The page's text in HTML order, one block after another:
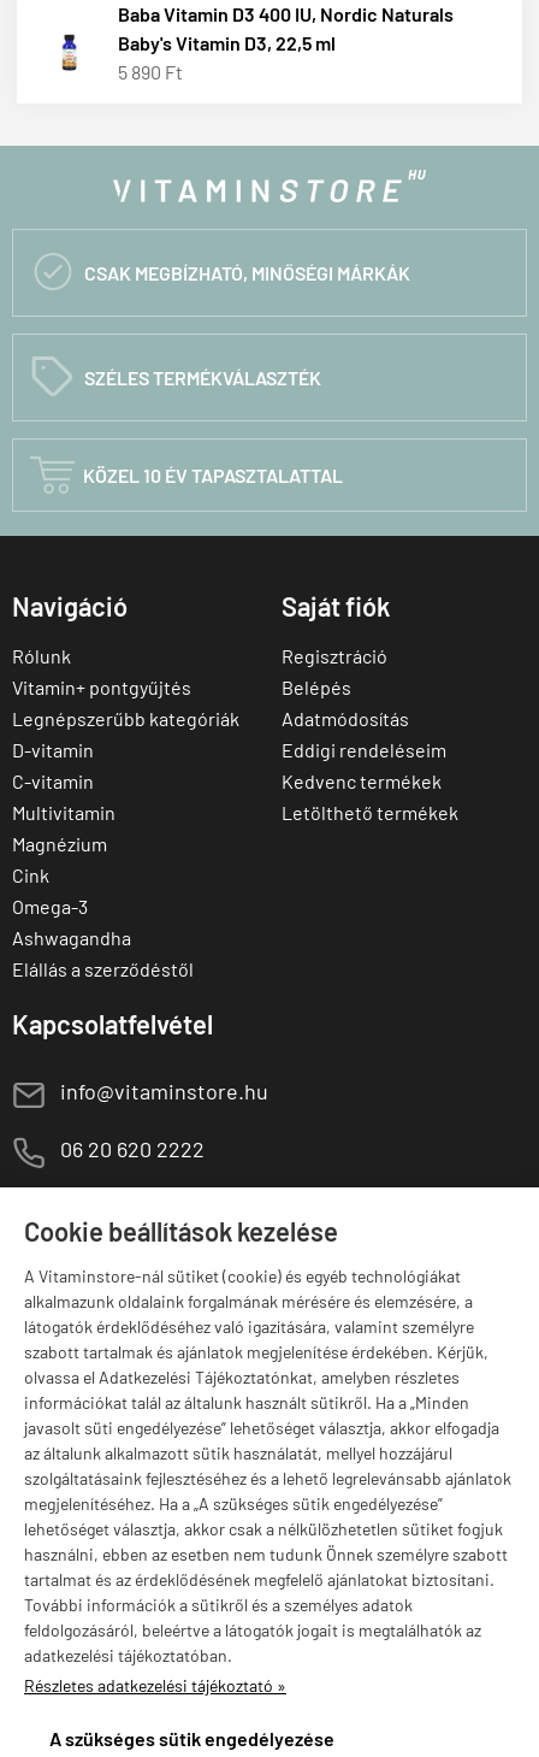
Cookie beállítások kezelése
A Vitaminstore-nál sütiket (cookie) és egyéb technológiákat
alkalmazunk oldalaink forgalmának mérésére és elemzésére, a
látogatók érdeklődéséhez való igazítására, valamint személyre
szabott tartalmak és ajánlatok megjelenítése érdekében. Kérjük,
olvassa el Adatkezelési Tájékoztatónkat, amelyben részletes
információkat talál az általunk használt sütikről. Ha a „Minden
javasolt süti engedélyezése” lehetőséget választja, akkor elfogadja
az általunk alkalmazott sütik használatát, mellyel hozzájárul
szolgáltatásaink fejlesztéséhez és a lehető legrelevánsabb ajánlatok
megjelenítéséhez. Ha a „A szükséges sütik engedélyezése”
lehetőséget választja, akkor csak a nélkülözhetetlen sütiket fogjuk
használni, ebben az esetben nem tudunk Önnek személyre szabott
tartalmat és az érdeklődésének megfelelő ajánlatokat biztosítani.
További információk a sütikről és a személyes adatok
feldolgozásáról, beleértve a látogatók jogait is megtalálhatók az
adatkezelési tájékoztatóban.
Részletes adatkezelési tájékoztató »
A szükséges sütik engedélyezése
Baba Vitamin D3 400 IU, Nordic Naturals
Baby's Vitamin D3, 22,5 ml
5 890 Ft
 CSAK MEGBÍZHATÓ, MINŐSÉGI MÁRKÁK
C SZÉLES TERMÉKVÁLASZTÉK
 KÖZEL 10 ÉV TAPASZTALATTAL
Navigáció
Rólunk
Vitamin+ pontgyűjtés
Legnépszerűbb kategóriák
D-vitamin
C-vitamin
Multivitamin
Magnézium
Cink
Omega-3
Ashwagandha
Elállás a szerződéstől
Saját fiók
Regisztráció
Belépés
Adatmódosítás
Eddigi rendeléseim
Kedvenc termékek
Letölthető termékek
Kapcsolatfelvétel
E info@vitaminstore.hu
M 06 20 620 2222
Szugló u. 83-85.
Márkák
Valuta választás
vitaminstore.hu -Vitaminstore / Gymstore Hungary